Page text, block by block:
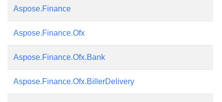
Aspose.Finance
Aspose.Finance.Ofx
Aspose.Finance.Ofx.Bank
Aspose.Finance.Ofx.BillerDelivery